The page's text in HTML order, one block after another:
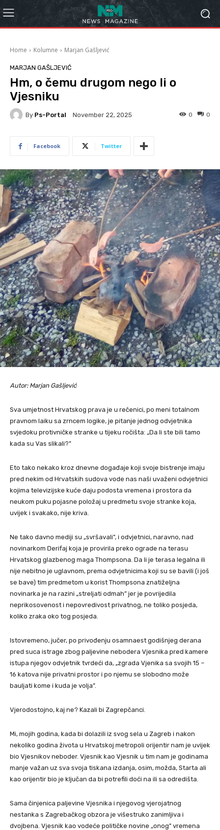
Home Kolumne Marjan Gašljević
MARJAN GAŠLJEVIĆ
Hm, o čemu drugom nego li o
Vjesniku
By Ps-Portal November 22, 2025 0
0
Facebook Twitter
Autor: Marjan Gašljević
Sva umjetnost Hrvatskog prava je u rečenici, po meni totalnom
pravnom laiku sa zrncem logike, je pitanje jednog odvjetnika
svjedoku protivničke stranke u tijeku ročišta: „Da li ste bili tamo
kada su Vas slikali?”
Eto tako nekako kroz dnevne događaje koji svoje bistrenje imaju
pred nekim od Hrvatskih sudova vode nas naši uvaženi odvjetnici
kojima televizijske kuće daju podosta vremena i prostora da
neukom puku pojasne položaj u predmetu svoje stranke koja,
uvijek i svakako, nije kriva.
Ne tako davno mediji su „svršavali”, i odvjetnici, naravno, nad
novinarkom Derifaj koja je provirila preko ograde na terasu
Hrvatskog glazbenog maga Thompsona. Da li je terasa legalna ili
nije nebitno je uglavnom, prema odvjetnicima koji su se bavili (i još
se bave) tim predmetom u korist Thompsona znatiželjna
novinarka je na razini „streljati odmah” jer je povrijedila
neprikosovenost i nepovredivost privatnog, ne toliko posjeda,
koliko zraka oko tog posjeda.
Istovremeno, jučer, po privođenju osamnaest godišnjeg derana
pred suca istrage zbog paljevine nebodera Vjesnika pred kamere
istupa njegov odvjetnik tvrdeći da, „zgrada Vjenika sa svojih 15 –
16 katova nije privatni prostor i po njemu se slobodno može
bauljati kome i kuda je volja”.
Vjerodostojno, kaj ne? Kazali bi Zagrepčanci.
Mi, mojih godina, kada bi dolazili iz svog sela u Zagreb i nakon
nekoliko godina života u Hrvatskoj metropoli orijentir nam je uvijek
bio Vjesnikov neboder. Vjesnik kao Vjesnik u tim nam je godinama
manje važan uz sva svoja tiskana izdanja, osim, možda, Starta ali
kao orijentir bio je ključan da bi potrefili doći na ili sa odredišta.
Sama činjenica paljevine Vjesnika i njegovog vjerojatnog
nestanka s Zagrebačkog obzora je višestruko zanimljiva i
dvojbena. Vjesnik kao vodeće političke novine „onog” vremena